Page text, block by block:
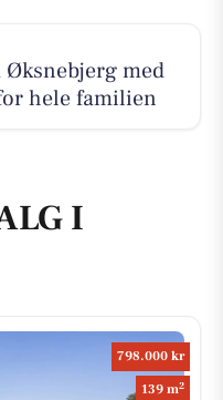
Øksnebjerg med
hele familien
I
798.000 kr
139 m2